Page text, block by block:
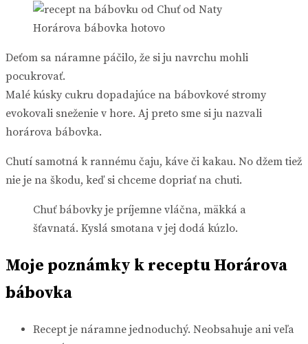
Horárova bábovka hotovo
Deťom sa náramne páčilo, že si ju navrchu mohli
pocukrovať.
Malé kúsky cukru dopadajúce na bábovkové stromy
evokovali sneženie v hore. Aj preto sme si ju nazvali
horárova bábovka.
Chutí samotná k rannému čaju, káve či kakau. No džem tiež
nie je na škodu, keď si chceme dopriať na chuti.
Chuť bábovky je príjemne vláčna, mäkká a
šťavnatá. Kyslá smotana v jej dodá kúzlo.
Moje poznámky k receptu Horárova
bábovka
Recept je náramne jednoduchý. Neobsahuje ani veľa